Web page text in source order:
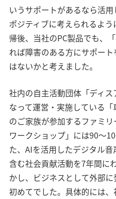
いうサポートがあるなら活
ポジティブに考えられるよ
帰後、当社のPC製品でも、
れば障害のある方にサポー
はないかと考えました。
社内の自主活動団体「ディス
なって運営・実施している
のご家族が参加するファミ
ワークショップ」には90〜
た、AIを活用したデジタル
含む社会貢献活動を7年間に
かし、ビジネスとして外部
初めてでした。具体的には、